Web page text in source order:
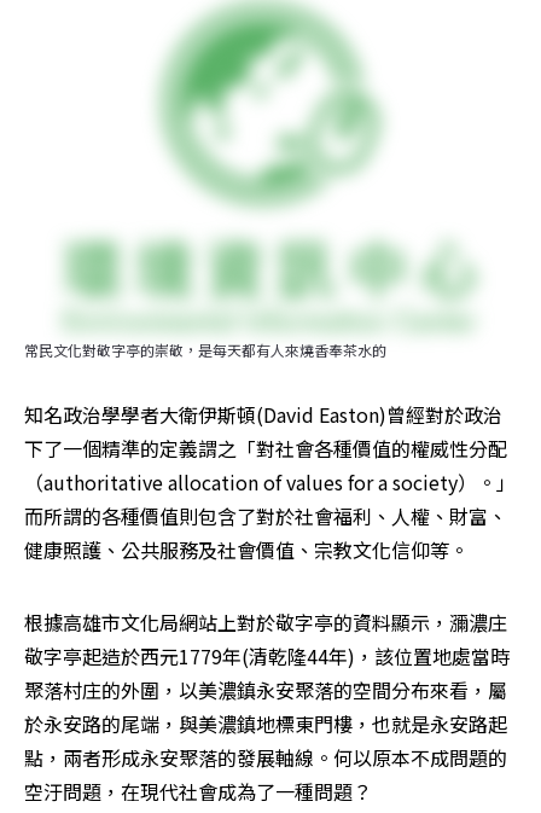
常民文化對敬字亭的崇敬，是每天都有人來燒香奉茶水的
知名政治學學者大衛伊斯頓(David Easton)曾經對於政治
下了一個精準的定義謂之「對社會各種價值的權威性分配
（authoritative allocation of values for a society）。」
而所謂的各種價值則包含了對於社會福利、人權、財富、
健康照護、公共服務及社會價值、宗教文化信仰等。
根據高雄市文化局網站上對於敬字亭的資料顯示，瀰濃庄
敬字亭起造於西元1779年(清乾隆44年)，該位置地處當時
聚落村庄的外圍，以美濃鎮永安聚落的空間分布來看，屬
於永安路的尾端，與美濃鎮地標東門樓，也就是永安路起
點，兩者形成永安聚落的發展軸線。何以原本不成問題的
空汙問題，在現代社會成為了一種問題？